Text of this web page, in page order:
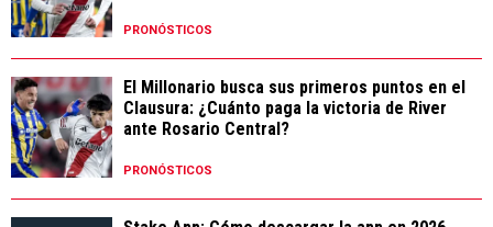
PRONÓSTICOS
El Millonario busca sus primeros puntos en el
Clausura: ¿Cuánto paga la victoria de River
ante Rosario Central?
PRONÓSTICOS